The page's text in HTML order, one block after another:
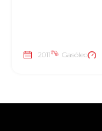
2011 Gasóleo